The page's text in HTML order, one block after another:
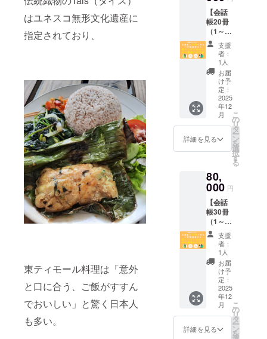
はユネスコ無形文化遺産に
指定されており、
東ティモール料理は「意外
と口に合う、ご飯がすすん
でおいしい」と驚く日本人
も多い。
器に密
封し、
加圧加
熱殺菌
賞味期
限：
2028年
3月31日
保存方
法：直
射日光
を避
け、常
温で保
存して
くださ
造
者：
磯田尚
義 兵庫
県神戸
市東灘
区魚崎
南町３
－２２
－１４
製造者
ホーム
ペー
ジ：
https://
www.pa
lermo.j
p/about/
1袋
（200
ｇ）当
たり エ
ネル
ギー：
88kcal
たんぱ
く質：
2.8ｇ 脂
質
：3.8
ｇ 炭水
物 ：
5.2ｇ 食
量：2.2
ｇ 以下
は2種共
通 内容
量：200
ｇ（1人
前） 殺
菌方
法：気
密性容
器に密
封し、
加圧加
熱殺菌
賞味期
限：
2028年
3月31日
限：製
造から
１年間
保存方
法：高
温多湿
を避け
て保存
挽き
方：中
挽き 販
売者：
特定非
営利活
動法人
パル
生産
者：
COCA
MAU組
合 ※画
像にあ
る会話
帳はサ
ンプル
です。
完成品
はデザ
インが
変更と
なる可
能性が
ありま
す。 ※
知らせ
いたし
ます。
※交流す
る方
は、日
本で学
ぶ留学
生か、
東ティ
モール
の技能
実習生
候補者
を予定
してい
※日本語
の話せ
る方も
います
が、当
日は通
訳でき
る方が
同席し
ますの
で、使
用言語
に関わ
らずご
参加い
ただけ
ます。
※必ず、
ます。
※交流会
の開催
は2026
年3～5
月頃を
予定し
ていま
す。日
程・場
所など
詳細は
メール
らせい
たしま
交流会
開催地
までの
移動や
滞在に
掛かる
費用は
自己負
担とな
りま
す。 ※
交流す
る方
は、日
本で学
ぶ留学
生を予
定して
り）の
内容は
以下の
通りで
す。 商
品名：
有機カ
フェ・
ティ
モー
ル ド
リップ
バック
有機レ
ギュ
ヒー
（粉）
内容
量：
10g（1
個あた
り） 賞
味期
限：製
造から
１年間
保存方
法：高
温多湿
を避け
挽き
欄】
に、
【寄贈
する冊
数（1～
2冊）】
と、
【会話
帳に掲
載する
お名前
（15文
字以
をご記
入くだ
るお名
前は1文
字あた
り3mm
四方を
想定し
ていま
すが、
支援人
数で変
動する
ことを
ご了承
くださ
い。 ※3
寄贈分
ル』5冊
（1～4
冊寄
贈） ・
完成報
告会
（オン
ライ
ン） ・
会話帳
を受け
取った
東ティ
モール
の方か
ず、
【備考
欄】
に、
【寄贈
する冊
数（1～
4冊）】
と、
【会話
帳に掲
載する
お名前
（15文
字以
をご記
しま
す。 ・
お礼メ
ニュー
（感謝
のメー
ル、制
作活動
報告
メー
ル、会
話帳に
お名前
掲載）
・『旅
ティ
モー
ル』10
冊（1～
9冊寄
贈） ・
完成報
告会
（オン
ライ
ン） ・
会話帳
を受け
取った
東ティ
モール
の方か
【会話
帳20冊
（1～19
冊寄
贈）＋
お礼＋
報告
会】 お
礼のメ
ニュー
に加え
て、会
話帳20
冊の提
供＆寄
贈と、
告会に
ご招待
しま
す。 ・
お礼メ
ニュー
（感謝
のメー
ル、制
作活動
報告
メー
ル、会
話帳に
お名前
掲載）
・『旅
支援
者：
1人
お届
け予
定：
2025
年12
月
詳細を見る
こ
の
リ
タ
ー
ン
を
選
択
す
る
80,
000 円
【会話
帳30冊
（1～29
冊寄
贈）＋
お礼＋
報告
会】 お
礼のメ
ニュー
に加え
て、会
話帳30
冊の提
供＆寄
支援
者：
1人
お届
け予
定：
2025
年12
月
詳細を見る
こ
の
リ
タ
ー
ン
を